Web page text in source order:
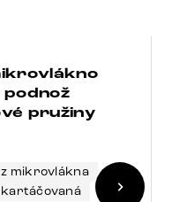
pružiny
mikrovlákna
kartáčovaná